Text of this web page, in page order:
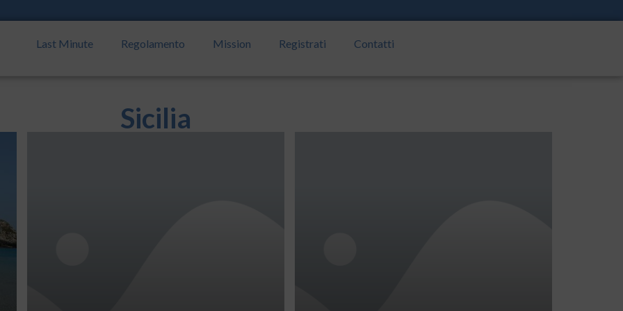
Last Minute Regolamento Mission Registrati Contatti
Sicilia